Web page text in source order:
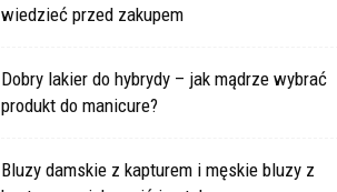
wiedzieć przed zakupem
Dobry lakier do hybrydy – jak mądrze wybrać
produkt do manicure?
Bluzy damskie z kapturem i męskie bluzy z